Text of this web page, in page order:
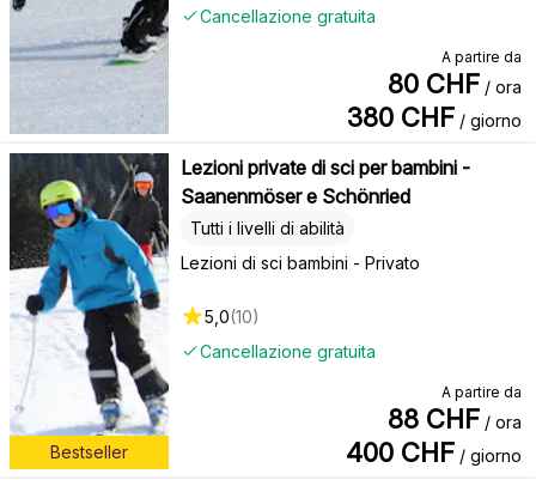
Cancellazione gratuita
A partire da
80 CHF / ora
380 CHF / giorno
Bestseller
Lezioni private di sci per bambini -
Saanenmöser e Schönried
Lezioni di sci bambini - Privato
Tutti i livelli di abilità
Cancellazione gratuita
5,0(10)
A partire da
88 CHF / ora
400 CHF / giorno